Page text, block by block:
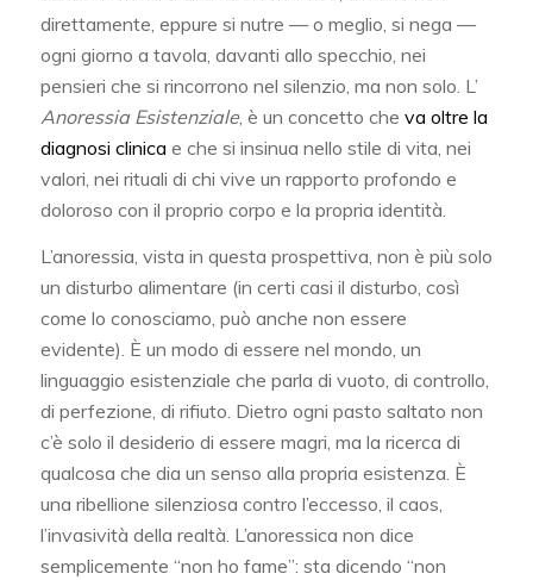
direttamente, eppure si nutre — o meglio, si nega —
ogni giorno a tavola, davanti allo specchio, nei
pensieri che si rincorrono nel silenzio, ma non solo. L’
Anoressia Esistenziale, è un concetto che va oltre la
diagnosi clinica e che si insinua nello stile di vita, nei
valori, nei rituali di chi vive un rapporto profondo e
doloroso con il proprio corpo e la propria identità.
L’anoressia, vista in questa prospettiva, non è più solo
un disturbo alimentare (in certi casi il disturbo, così
come lo conosciamo, può anche non essere
evidente). È un modo di essere nel mondo, un
linguaggio esistenziale che parla di vuoto, di controllo,
di perfezione, di rifiuto. Dietro ogni pasto saltato non
c’è solo il desiderio di essere magri, ma la ricerca di
qualcosa che dia un senso alla propria esistenza. È
una ribellione silenziosa contro l’eccesso, il caos,
l’invasività della realtà. L’anoressica non dice
semplicemente “non ho fame”: sta dicendo “non